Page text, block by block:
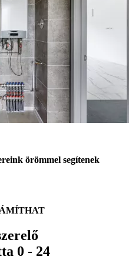
örömmel segítenek
0 - 24